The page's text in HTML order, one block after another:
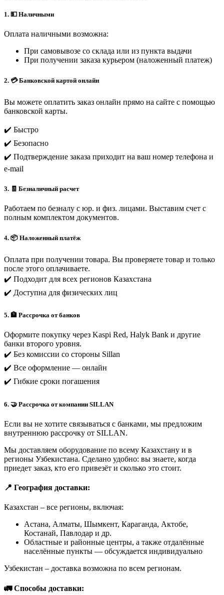
1. 💵 Наличными
Оплата наличными возможна:
При самовывозе со склада или из пункта выдачи
При получении заказа курьером (наложенный платеж)
2. 💳 Банковской картой онлайн
Вы можете оплатить заказ онлайн прямо на сайте с помощью
банковской карты.
✔️ Быстро
✔️ Безопасно
✔️ Подтверждение заказа приходит на ваш номер телефона и
e-mail
3. 🧾 Безналичный расчет
Работаем по безналу с юр. и физ. лицами. Выставим счет с
полным комплектом документов.
4. 📦 Наложенный платёж
Оплата при получении товара. Вы проверяете товар и только
после этого оплачиваете.
✔️ Подходит для всех регионов Казахстана
✔️ Доступна для физических лиц
5. 🏦 Рассрочка от банков
Оформите покупку через Kaspi Red, Halyk Bank и другие
банки второго уровня.
✔️ Без комиссии со стороны Sillan
✔️ Все оформление — онлайн
✔️ Гибкие сроки погашения
6. 🤝 Рассрочка от компании SILLAN
Если вы не хотите связываться с банками, мы предложим
внутреннюю рассрочку от SILLAN.
Мы доставляем оборудование по всему Казахстану и в
регионы Узбекистана. Сделано удобно: вы знаете, когда
приедет заказ, кто его привезёт и сколько это стоит.
📍 География доставки:
Казахстан – все регионы, включая:
Астана, Алматы, Шымкент, Караганда, Актобе,
Костанай, Павлодар и др.
Областные и районные центры, а также отдалённые
населённые пункты — обсуждается индивидуально
Узбекистан – доставка возможна по всем регионам.
🚛 Способы доставки: